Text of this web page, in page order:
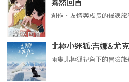
驀然回首
創作、友情與成長的催淚旅
北極小迷狐:吉娜&尤克
兩隻北極狐視角下的冒險旅